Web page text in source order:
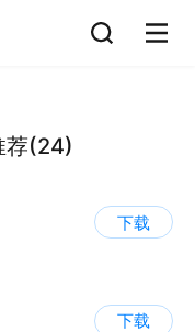
荐(24)
下载
下载